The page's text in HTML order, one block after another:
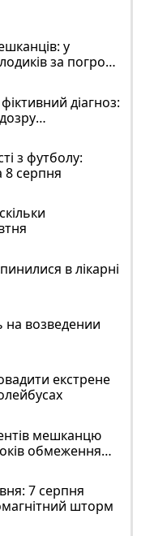
у
за погром
діагноз:
з футболу:
8 серпня
в лікарні
возведении
екстрене
мешканцю
обмеження
7 серпня
шторм